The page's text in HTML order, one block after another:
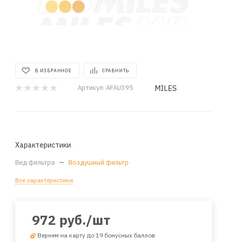
В ИЗБРАННОЕ СРАВНИТЬ
Артикул: AFAU395 MILES
Характеристики
Вид фильтра — Воздушный фильтр
Все характеристики
972 руб./шт
Вернем на карту до 19 бонусных баллов